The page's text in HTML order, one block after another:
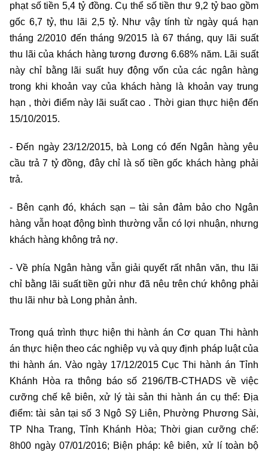
phạt số tiền 5,4 tỷ đồng. Cụ thể số tiền thư 9,2 tỷ bao gồm
gốc 6,7 tỷ, thu lãi 2,5 tỷ. Như vậy tính từ ngày quá hạn
tháng 2/2010 đến tháng 9/2015 là 67 tháng, quy lãi suất
thu lãi của khách hàng tương đương 6.68% năm. Lãi suất
này chỉ bằng lãi suất huy động vốn của các ngân hàng
trong khi khoản vay của khách hàng là khoản vay trung
hạn , thời điểm này lãi suất cao . Thời gian thực hiện đến
15/10/2015.
- Đến ngày 23/12/2015, bà Long có đến Ngân hàng yêu
cầu trả 7 tỷ đồng, đây chỉ là số tiền gốc khách hàng phải
trả.
- Bên cạnh đó, khách sạn – tài sản đảm bảo cho Ngân
hàng vẫn hoạt động bình thường vẫn có lợi nhuận, nhưng
khách hàng không trả nợ.
- Về phía Ngân hàng vẫn giải quyết rất nhân văn, thu lãi
chỉ bằng lãi suất tiền gửi như đã nêu trên chứ không phải
thu lãi như bà Long phản ảnh.
Trong quá trình thực hiện thi hành án Cơ quan Thi hành
án thực hiện theo các nghiệp vụ và quy định pháp luật của
thi hành án. Vào ngày 17/12/2015 Cục Thi hành án Tỉnh
Khánh Hòa ra thông báo số 2196/TB-CTHADS về việc
cưỡng chế kê biên, xử lý tài sản thi hành án cụ thể: Địa
điểm: tài sản tại số 3 Ngô Sỹ Liên, Phường Phương Sài,
TP Nha Trang, Tỉnh Khánh Hòa; Thời gian cưỡng chế:
8h00 ngày 07/01/2016; Biện pháp: kê biên, xử lí toàn bộ